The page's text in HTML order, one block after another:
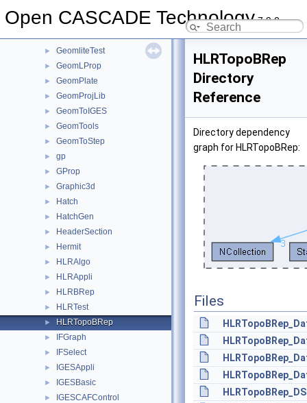
Open CASCADE Technology7.9.0
GeomInt
► GeomliteTest
► GeomLProp
► GeomPlate
► GeomProjLib
► GeomToIGES
► GeomTools
► GeomToStep
► gp
► GProp
► Graphic3d
► Hatch
► HatchGen
► HeaderSection
► Hermit
► HLRAlgo
► HLRAppli
► HLRBRep
► HLRTest
► HLRTopoBRep
► IFGraph
► IFSelect
► IGESAppli
► IGESBasic
► IGESCAFControl
HLRTopoBRep
Directory
Reference
Directory dependency
graph for HLRTopoBRep:
Files